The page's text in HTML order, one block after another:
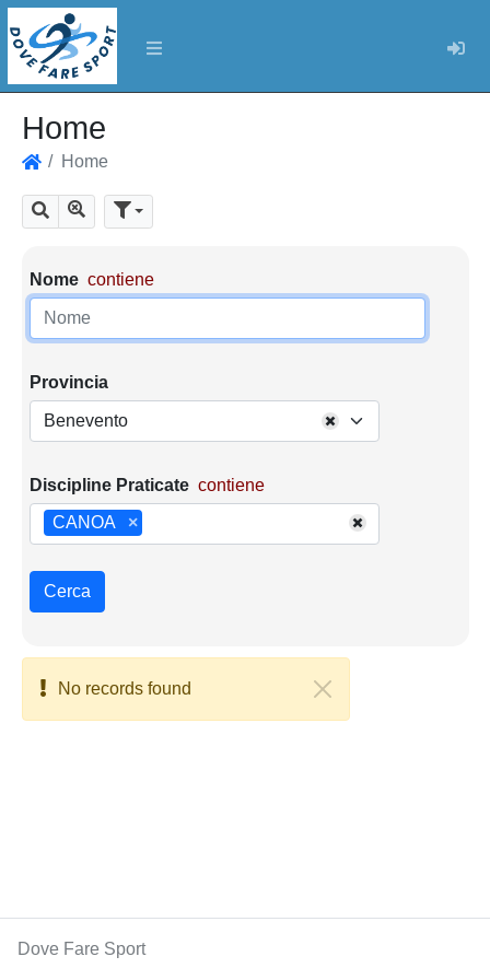
Home
Home
Cerca Mostra tutti i risultati
Parametri di ricerca
Nome contiene
Provincia
Benevento
Discipline Praticate contiene
×
CANOA
Cerca
No records found
Dove Fare Sport